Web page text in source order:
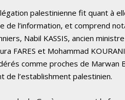
palestinienne fit quant à
de l’information, et comprend
Nabil KASSIS, ancien
FARES et Mohammad
comme proches de Marwan
de l’establishment palestinien.